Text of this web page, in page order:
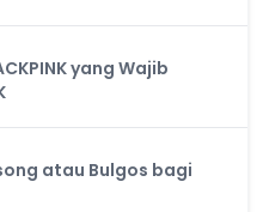
yang Wajib
atau Bulgos bagi